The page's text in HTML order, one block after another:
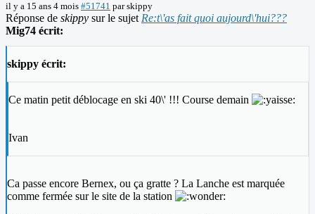
il y a 15 ans 4 mois #51741 parskippy
Réponse de skippy sur le sujet Re:t\'as fait quoi aujourd\'hui???
Mig74 écrit:
skippy écrit:
Ce matin petit déblocage en ski 40\' !!! Course demain
Ivan
Ca passe encore Bernex, ou ça gratte ? La Lanche est marquée
comme fermée sur le site de la station